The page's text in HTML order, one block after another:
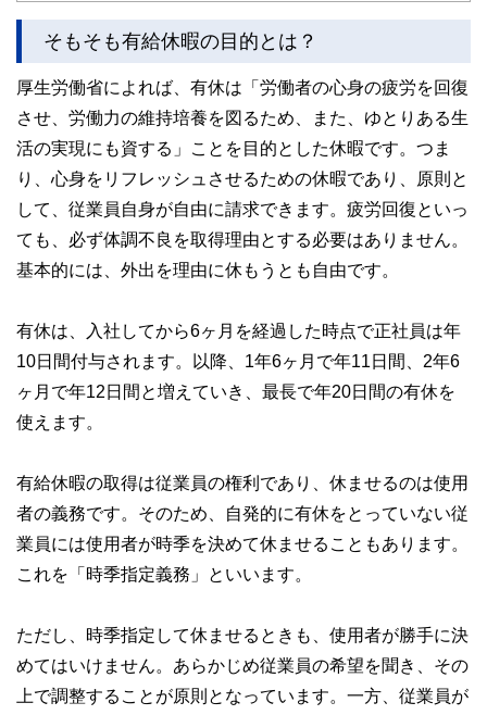
ドバイザー、DCプランナー、公認会計士、社会保険労務
士、行政書士、投資アナリスト、キャリアコンサルタントな
かしく感じられる年金や税金、相続、保険、ローンなどの話
をわかりやすく発信している点です。
このように編集経験豊富なメンバーと金融や経済に精通した
やすさはもちろんのこと、読み応えのあるコンテンツと確か
な情報発信を実現しています。
私たちは、快適でより良い生活のアイデアを提供するお金の
コンシェルジュを目指します。
そもそも有給休暇の目的とは？
厚生労働省によれば、有休は「労働者の心身の疲労を回復
させ、労働力の維持培養を図るため、また、ゆとりある生
活の実現にも資する」ことを目的とした休暇です。つま
り、心身をリフレッシュさせるための休暇であり、原則と
して、従業員自身が自由に請求できます。疲労回復といっ
ても、必ず体調不良を取得理由とする必要はありません。
基本的には、外出を理由に休もうとも自由です。
有休は、入社してから6ヶ月を経過した時点で正社員は年
10日間付与されます。以降、1年6ヶ月で年11日間、2年6
ヶ月で年12日間と増えていき、最長で年20日間の有休を
使えます。
有給休暇の取得は従業員の権利であり、休ませるのは使用
者の義務です。そのため、自発的に有休をとっていない従
業員には使用者が時季を決めて休ませることもあります。
これを「時季指定義務」といいます。
ただし、時季指定して休ませるときも、使用者が勝手に決
めてはいけません。あらかじめ従業員の希望を聞き、その
上で調整することが原則となっています。一方、従業員が